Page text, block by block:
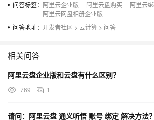
问答标签： 阿里云企业版 阿里云盘购买 阿里云
阿里云网盘相册企业版
问答地址： 开发者社区 > 云计算 > 问答
相关问答
阿里云盘企业版和云盘有什么区别？
769 1
请问：阿里云盘 通义听悟 账号 绑定 解决方法？